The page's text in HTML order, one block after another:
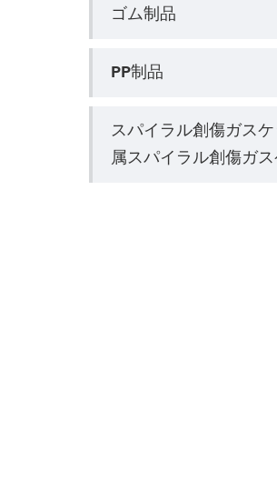
ゴム制品
PP制品
スパイラル創傷ガス
属スパイラル創傷ガ